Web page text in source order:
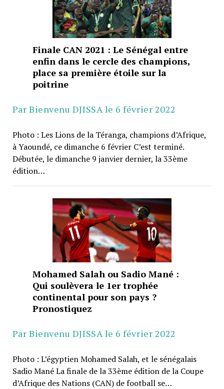
Finale CAN 2021 : Le Sénégal entre
enfin dans le cercle des champions,
place sa première étoile sur la
poitrine
Par Bienvenu DJISSA le 6 février 2022
Photo : Les Lions de la Téranga, champions d’Afrique,
à Yaoundé, ce dimanche 6 février C’est terminé.
Débutée, le dimanche 9 janvier dernier, la 33ème
édition…
Mohamed Salah ou Sadio Mané :
Qui soulèvera le 1er trophée
continental pour son pays ?
Pronostiquez
Par Bienvenu DJISSA le 6 février 2022
Photo : L’égyptien Mohamed Salah, et le sénégalais
Sadio Mané La finale de la 33ème édition de la Coupe
d’Afrique des Nations (CAN) de football se…